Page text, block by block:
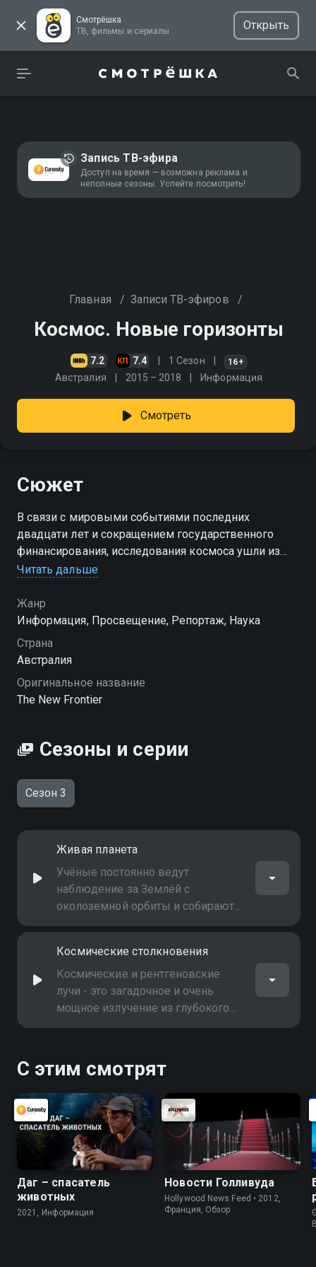
Смотрёшка
ТВ, фильмы и сериалы
Открыть
Запись ТВ-эфира
Доступ на время — возможна реклама и
неполные сезоны. Успейте посмотреть!
Главная / Записи ТВ-эфиров /
Космос. Новые горизонты
7.2 7.4 1 Сезон 16+
Австралия 2015 – 2018 Информация
Смотреть
Сюжет
В связи с мировыми событиями последних
двадцати лет и сокращением государственного
финансирования, исследования космоса ушли из
поля зрения СМИ в тень
Читать дальше
Жанр
Информация, Просвещение, Репортаж, Наука
Страна
Австралия
Оригинальное название
The New Frontier
Сезоны и серии
Сезон 3
Живая планета
Учёные постоянно ведут
наблюдение за Землёй с
околоземной орбиты и собирают
данные, которые помогают лучше
поддерживает жизнь
Космические столкновения
Космические и рентгеновские
лучи - это загадочное и очень
мощное излучение из глубокого
космоса. Учёные пока не
С этим смотрят
Даг – спасатель
животных
2021, Информация
Новости Голливуда
Hollywood News Feed • 2012,
Франция, Обзор